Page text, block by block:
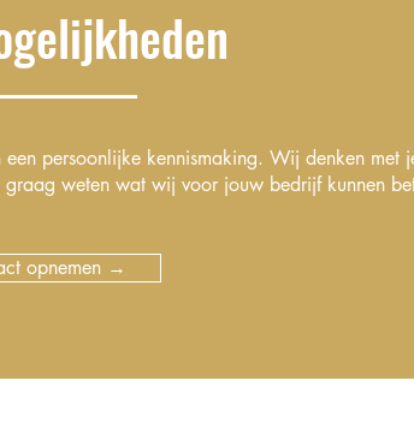
persoonlijke kennismaking. Wij denken met
weten wat wij voor jouw bedrijf kunnen
opnemen →